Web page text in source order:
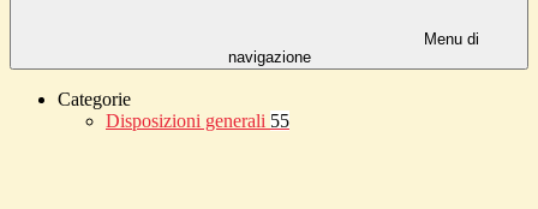
Menu di
navigazione
Categorie
Disposizioni generali 55